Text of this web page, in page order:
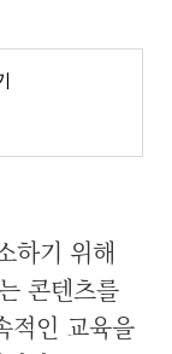
하기 위해
콘텐츠를
적인 교육을